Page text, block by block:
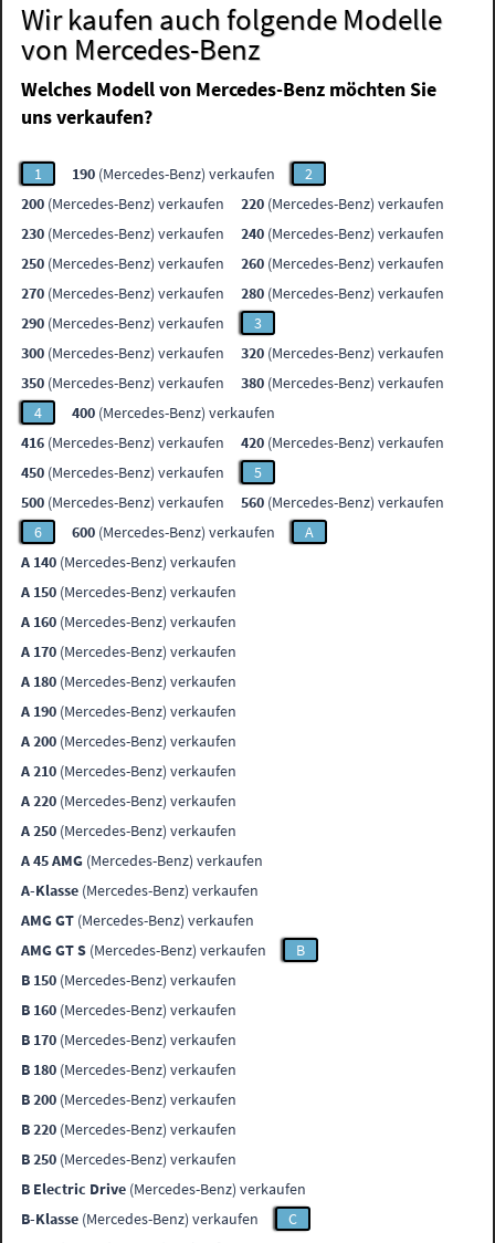
Wir kaufen auch folgende Modelle
von Mercedes-Benz
Welches Modell von Mercedes-Benz möchten Sie
uns verkaufen?
1 190 (Mercedes-Benz) verkaufen
2
200 (Mercedes-Benz) verkaufen 220 (Mercedes-Benz) verkaufen
230 (Mercedes-Benz) verkaufen 240 (Mercedes-Benz) verkaufen
250 (Mercedes-Benz) verkaufen 260 (Mercedes-Benz) verkaufen
270 (Mercedes-Benz) verkaufen 280 (Mercedes-Benz) verkaufen
290 (Mercedes-Benz) verkaufen
3
300 (Mercedes-Benz) verkaufen 320 (Mercedes-Benz) verkaufen
350 (Mercedes-Benz) verkaufen 380 (Mercedes-Benz) verkaufen
4
400 (Mercedes-Benz) verkaufen
416 (Mercedes-Benz) verkaufen 420 (Mercedes-Benz) verkaufen
450 (Mercedes-Benz) verkaufen
5
500 (Mercedes-Benz) verkaufen 560 (Mercedes-Benz) verkaufen
6
600 (Mercedes-Benz) verkaufen
A
A 140 (Mercedes-Benz) verkaufen
A 150 (Mercedes-Benz) verkaufen
A 160 (Mercedes-Benz) verkaufen
A 170 (Mercedes-Benz) verkaufen
A 180 (Mercedes-Benz) verkaufen
A 190 (Mercedes-Benz) verkaufen
A 200 (Mercedes-Benz) verkaufen
A 210 (Mercedes-Benz) verkaufen
A 220 (Mercedes-Benz) verkaufen
A 250 (Mercedes-Benz) verkaufen
A 45 AMG (Mercedes-Benz) verkaufen
A-Klasse (Mercedes-Benz) verkaufen
AMG GT (Mercedes-Benz) verkaufen
AMG GT S (Mercedes-Benz) verkaufen
B
B 150 (Mercedes-Benz) verkaufen
B 160 (Mercedes-Benz) verkaufen
B 170 (Mercedes-Benz) verkaufen
B 180 (Mercedes-Benz) verkaufen
B 200 (Mercedes-Benz) verkaufen
B 220 (Mercedes-Benz) verkaufen
B 250 (Mercedes-Benz) verkaufen
B Electric Drive (Mercedes-Benz) verkaufen
B-Klasse (Mercedes-Benz) verkaufen
C